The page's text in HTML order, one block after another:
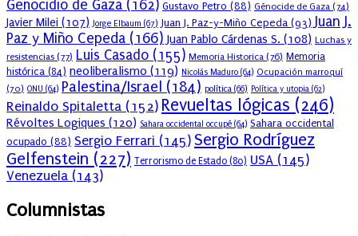
Genocidio de Gaza (162) Gustavo Petro (88) Génocide de Gaza (74)
Javier Milei (107) Jorge Elbaum (67) Juan J. Paz-y-Miño Cepeda (93) Juan J.
Paz y Miño Cepeda (166) Juan Pablo Cárdenas S. (108) Luchas y
resistencias (77) Luis Casado (155) Memoria Historica (76) Memoria
histórica (84) neoliberalismo (119) Nicolás Maduro (64) Ocupación marroquí
(70) ONU (64) Palestina/Israel (184) política (66) Política y utopia (62)
Reinaldo Spitaletta (152) Revueltas lógicas (246)
Révoltes Logiques (120) Sahara occidental occupé (64) Sahara occidental
ocupado (88) Sergio Ferrari (145) Sergio Rodríguez
Gelfenstein (227) Terrorismo de Estado (80) USA (145)
Venezuela (143)
Columnistas